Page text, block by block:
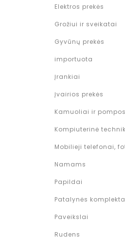
Elektros prekės
Grožiui ir sveikatai
Gyvūnų prekės
importuota
Įrankiai
Įvairios prekės
Kamuoliai ir pompos
Kompiuterinė
Mobilieji telefonai,
Namams
Papildai
Patalynės
Paveikslai
Rudens